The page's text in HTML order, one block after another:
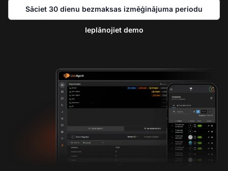
Sāciet 30 dienu bezmaksas izmēģinājuma periodu
Ieplānojiet demo